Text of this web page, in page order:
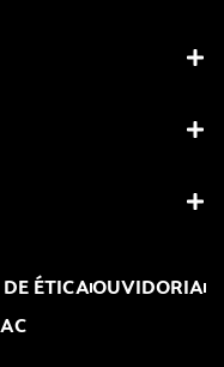
ÉTICAOUVIDORIA